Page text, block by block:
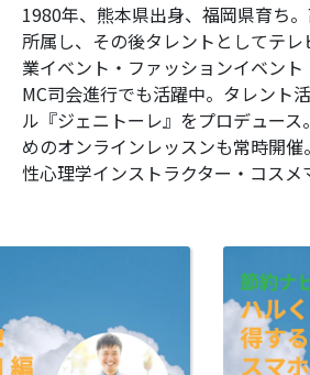
1980年、熊本県出身、福岡県育ち
所属し、その後タレントとしてテ
業イベント・ファッションイベン
MC司会進行でも活躍中。タレント
ル『ジェニトーレ』をプロデュー
めのオンラインレッスンも常時開
性心理学インストラクター・コスメ
き
を
読